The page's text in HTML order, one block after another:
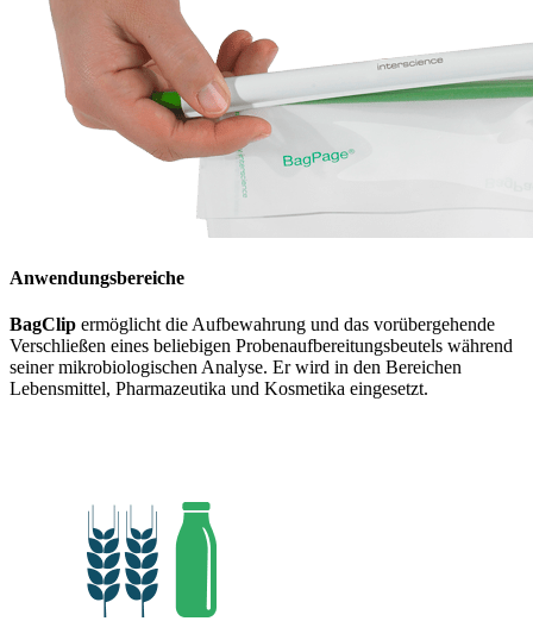
Anwendungsbereiche
BagClip ermöglicht die Aufbewahrung und das vorübergehende
Verschließen eines beliebigen Probenaufbereitungsbeutels während
seiner mikrobiologischen Analyse. Er wird in den Bereichen
Lebensmittel, Pharmazeutika und Kosmetika eingesetzt.